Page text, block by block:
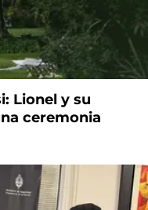
Lionel y su
ceremonia